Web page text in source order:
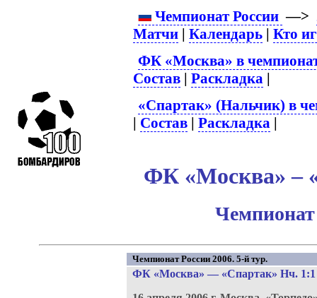
Чемпионат России —>
Матчи |Календарь |Кто
ФК «Москва» в
Состав |Раскладка |
«Спартак» (Нальчик) в
| Состав |Раскладка |
ФК «Москва» –
Чемпионат
Чемпионат России 2006. 5-й тур.
ФК «Москва» — «Спартак» Нч.